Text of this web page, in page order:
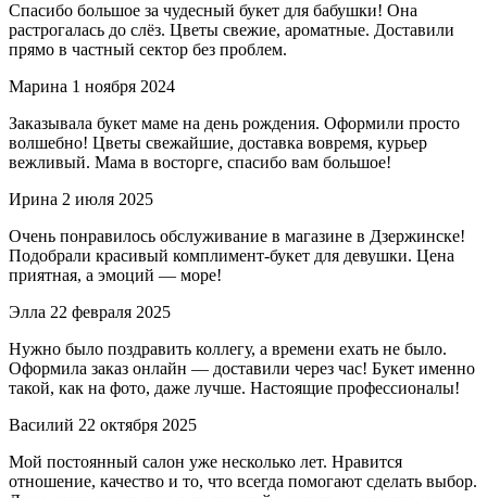
Спасибо большое за чудесный букет для бабушки! Она
растрогалась до слёз. Цветы свежие, ароматные. Доставили
прямо в частный сектор без проблем.
Марина 1 ноября 2024
Заказывала букет маме на день рождения. Оформили просто
волшебно! Цветы свежайшие, доставка вовремя, курьер
вежливый. Мама в восторге, спасибо вам большое!
Ирина 2 июля 2025
Очень понравилось обслуживание в магазине в Дзержинске!
Подобрали красивый комплимент-букет для девушки. Цена
приятная, а эмоций — море!
Элла 22 февраля 2025
Нужно было поздравить коллегу, а времени ехать не было.
Оформила заказ онлайн — доставили через час! Букет именно
такой, как на фото, даже лучше. Настоящие профессионалы!
Василий 22 октября 2025
Мой постоянный салон уже несколько лет. Нравится
отношение, качество и то, что всегда помогают сделать выбор.